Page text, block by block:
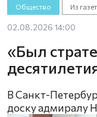
Общество Из
02.08.2026 14:00
«Был
В Санкт-
доску адмиралу